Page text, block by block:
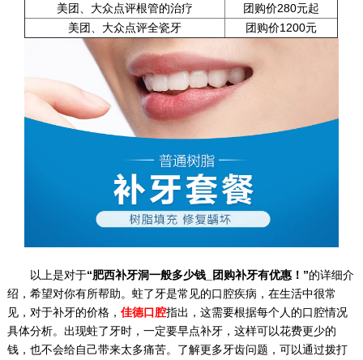
美团、大众点评根管的治疗
团购价280元起
美团、大众点评全瓷牙
团购价1200元
以上是对于“肥西补牙洞一般多少钱_团购补牙有优惠！”的详细介
绍，希望对你有所帮助。蛀了牙是常见的口腔疾病，在生活中很常
见，对于补牙的价格， 佳德口腔指出，这需要根据每个人的口腔情况
具体分析。出现蛀了牙时，一定要早点补牙，这样可以花费更少的
钱，也不会给自己带来太多痛苦。 了解更多牙齿问题，可以通过拨打